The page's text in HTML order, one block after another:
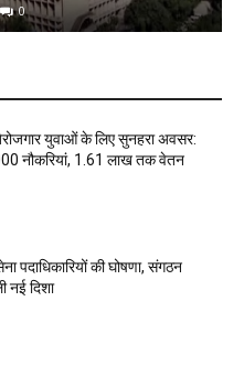
0
युवाओं के लिए सुनहरा अवसर:
नौकरियां, ₹1.61 लाख तक वेतन
पदाधिकारियों की घोषणा, संगठन
नई दिशा